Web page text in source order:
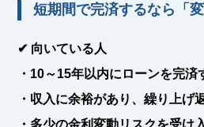
短期間で完済するなら「
✔ 向いている人
・ 10～15年以内にローンを完済
・収入に余裕があり、繰り上げ
・ 多少の金利変動リスクを受け